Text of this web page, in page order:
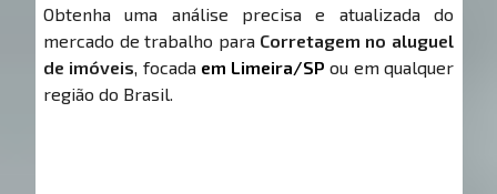
Obtenha uma análise precisa e atualizada do
mercado de trabalho para Corretagem no aluguel
de imóveis, focada em Limeira/SP ou em qualquer
região do Brasil.